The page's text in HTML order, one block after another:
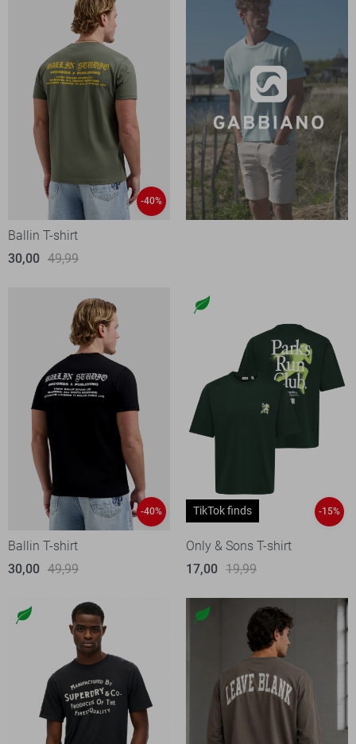
-40%
Ballin T-shirt
30,00 49,99
-40%
Ballin T-shirt
30,00 49,99
TikTok finds -15%
Only & Sons T-shirt
17,00 19,99